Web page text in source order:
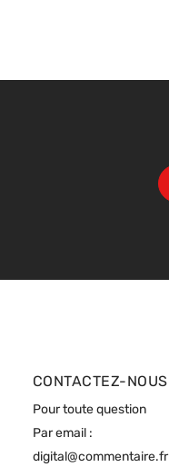
CONTACTEZ-NOUS
Pour toute question
Par email :
digital@commentaire.fr